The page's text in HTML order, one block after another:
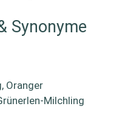
Synonyme
Oranger
Milchling